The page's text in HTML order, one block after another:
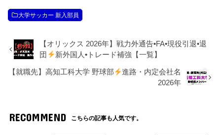
大学サッカー 新入部員
【オリックス 2026年】戦力外通告•FA•現役引退•退
団
新外国人•トレード補強【一覧】
【就職先】高知工科大学 野球部
進路・内定会社名
2026年
RECOMMEND こちらの記事も人気です。